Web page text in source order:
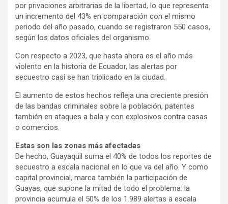
por privaciones arbitrarias de la libertad, lo que representa
un incremento del 43% en comparación con el mismo
periodo del año pasado, cuando se registraron 550 casos,
según los datos oficiales del organismo.
Con respecto a 2023, que hasta ahora es el año más
violento en la historia de Ecuador, las alertas por
secuestro casi se han triplicado en la ciudad.
El aumento de estos hechos refleja una creciente presión
de las bandas criminales sobre la población, patentes
también en ataques a bala y con explosivos contra casas
o comercios.
Estas son las zonas más afectadas
De hecho, Guayaquil suma el 40% de todos los reportes de
secuestro a escala nacional en lo que va del año. Y como
capital provincial, marca también la participación de
Guayas, que supone la mitad de todo el problema: la
provincia acumula el 50% de los 1.989 alertas a escala